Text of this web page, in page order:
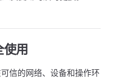
使用
信的网络、设备和操作环